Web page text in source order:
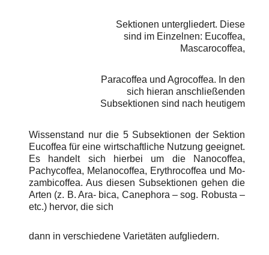
Sektionen untergliedert. Diese
sind im Einzelnen: Eucoffea,
Mascarocoffea,
Paracoffea und Agrocoffea. In den
sich hieran anschließenden
Subsektionen sind nach heutigem
Wissenstand nur die 5 Subsektionen der Sektion
Eucoffea für eine wirtschaftliche Nutzung geeignet.
Es handelt sich hierbei um die Nanocoffea,
Pachycoffea, Melanocoffea, Erythrocoffea und Mo-
zambicoffea. Aus diesen Subsektionen gehen die
Arten (z. B. Ara- bica, Canephora – sog. Robusta –
etc.) hervor, die sich
dann in verschiedene Varietäten aufgliedern.